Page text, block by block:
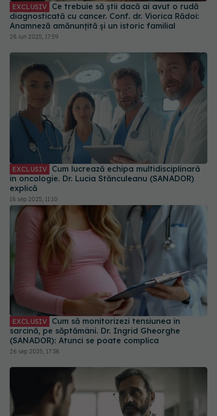
EXCLUSIV
diagnosticată cu cancer. Conf. dr. Viorica Rădoi:
Anamneză amănunțită și un istoric familial
28 iun 2025, 17:59
EXCLUSIV
în oncologie. Dr. Lucia Stănculeanu (SANADOR)
explică
18 sep 2025, 11:10
EXCLUSIV
sarcină, pe săptămâni. Dr. Ingrid Gheorghe
(SANADOR): Atunci se poate complica
26 sep 2025, 17:38